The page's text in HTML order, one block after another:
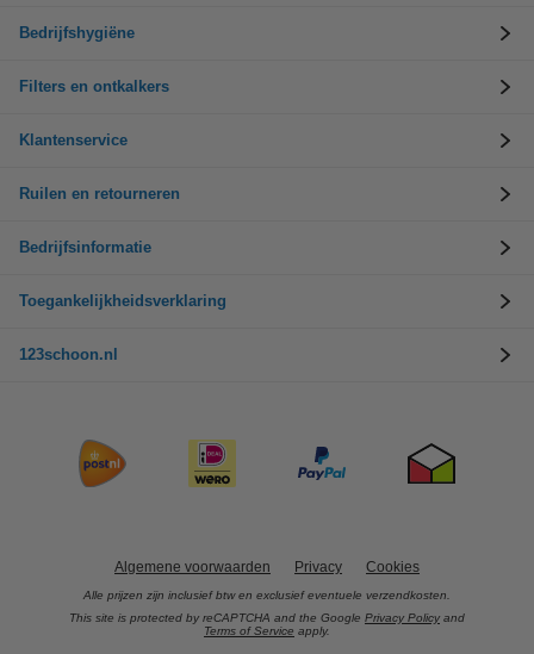
Bedrijfshygiëne
Filters en ontkalkers
Klantenservice
Ruilen en retourneren
Bedrijfsinformatie
Toegankelijkheidsverklaring
123schoon.nl
Algemene voorwaarden Privacy Cookies
Alle prijzen zijn inclusief btw en exclusief eventuele verzendkosten.
This site is protected by reCAPTCHA and the Google Privacy Policy and
Terms of Service apply.